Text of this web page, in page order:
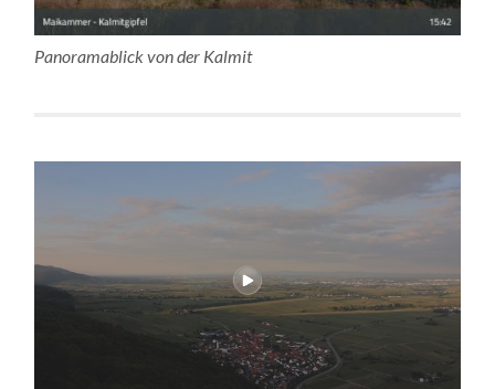
Panoramablick von der Kalmit